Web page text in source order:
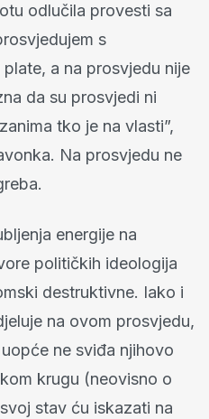
odlučila provesti sa
s
plate, a na prosvjedu nije
da su prosvjedi ni
tko je na vlasti”,
Na prosvjedu ne
energije na
političkih ideologija
destruktivne. Iako i
na ovom prosvjedu,
ne sviđa njihovo
krugu (neovisno o
stav ću iskazati na